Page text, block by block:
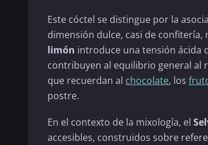
Este cóctel se distingue por la
dimensión dulce, casi de confitería,
limón introduce una tensión ácida
contribuyen al equilibrio general al
que recuerdan al chocolate, los
postre.
En el contexto de la mixología, el
accesibles, construidos sobre